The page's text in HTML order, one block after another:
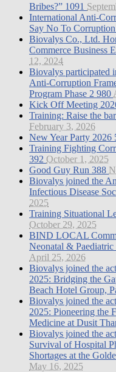
Bribes?” 1091
International Anti-
Say No To Corruption
Biovalys Co., Ltd.
Commerce Business
12, 2024
Biovalys participated
Anti-Corruption
Program Phase 2 980
Kick Off Meeting
Training: Raise the
February 3, 2026
New Year Party 2026
Training Fighting
392 October 1, 2025
Good Guy Run 388
Biovalys joined the
Infectious Disease
2025
Training Situational
October 29, 2025
BIND LOCAL
Neonatal &
April 25, 2026
Biovalys joined the
2025: Bridging the
Beach Hotel Group,
Biovalys joined the
2025: Pioneering the
Medicine at Dusit
Biovalys joined the
Survival of Hospital
Shortages at the
May 16, 2025